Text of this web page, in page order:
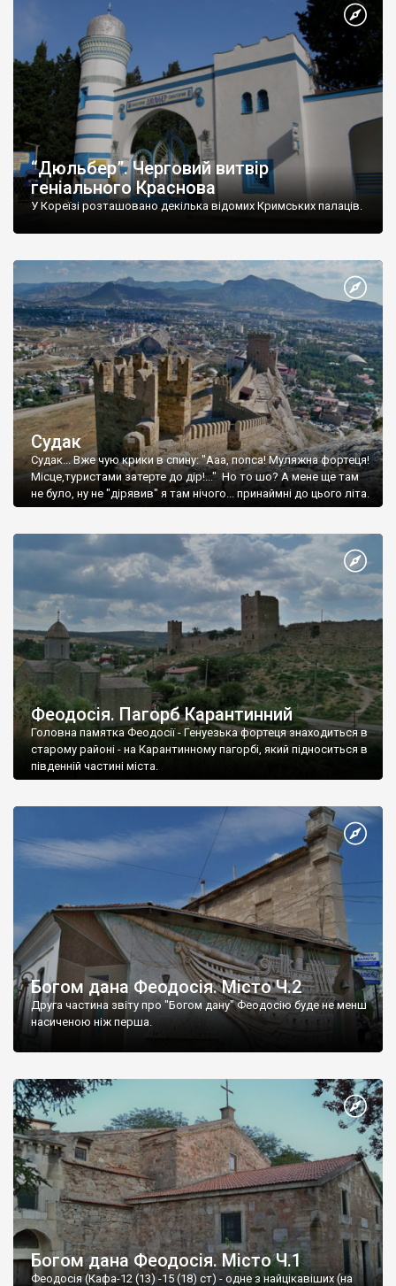
“Дюльбер”. Черговий витвір
геніального Краснова
У Кореїзі розташовано декілька відомих Кримських палаців.
Судак
Судак... Вже чую крики в спину: "Ааа, попса! Муляжна фортеця!
Місце,туристами затерте до дір!..." Но то шо? А мене ще там
не було, ну не "дірявив" я там нічого... принаймні до цього літа.
Феодосія. Пагорб Карантинний
Головна памятка Феодосії - Генуезька фортеця знаходиться в
старому районі - на Карантинному пагорбі, який підноситься в
південній частині міста.
Богом дана Феодосія. Місто Ч.2
Друга частина звіту про "Богом дану" Феодосію буде не менш
насиченою ніж перша.
Богом дана Феодосія. Місто Ч.1
Феодосія (Кафа-12 (13) -15 (18) ст) - одне з найцікавіших (на